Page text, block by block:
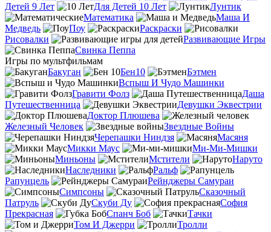
Детей 9 Лет
Для Детей 10 Лет
Лунтик
Математика
Маша И
Медведь
Поу
Раскраски
Рисовалки
Развивающие Игры
Свинка Пеппа
Игры по мультфильмам
Бакуган
Бен10
Бэтмен
Вспыш И Чудо Машинки
Гравити Фолз
Даша
Путешественница
Девушки Эквестрии
Доктор Плюшева
Железный Человек
Звездные Войны
Черепашки Ниндзя
Масяня
Микки Маус
Ми-Ми-Мишки
Миньоны
Мстители
Наруто
Наследники
Ральф
Рапунцель
Рейнджеры Самураи
Симпсоны
Сказочный
Патруль
Скуби Ду
София
Прекрасная
Спанч Боб
Тачки
Том И Джерри
Тролли